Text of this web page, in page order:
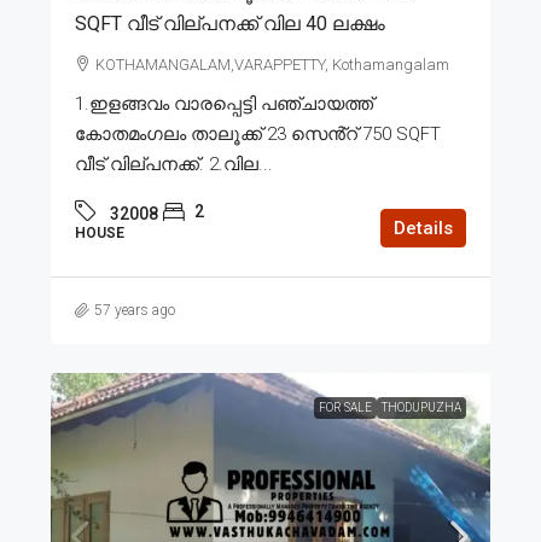
SQFT വീട് വില്പനക്ക് വില 40 ലക്ഷം
KOTHAMANGALAM,VARAPPETTY, Kothamangalam
1.ഇളങ്ങവം വാരപ്പെട്ടി പഞ്ചായത്ത്
കോതമംഗലം താലൂക്ക് 23 സെൻ്റ് 750 SQFT
വീട് വില്പനക്ക്. 2.വില...
32008 2
HOUSE Details
57 years ago
FOR SALE THODUPUZHA